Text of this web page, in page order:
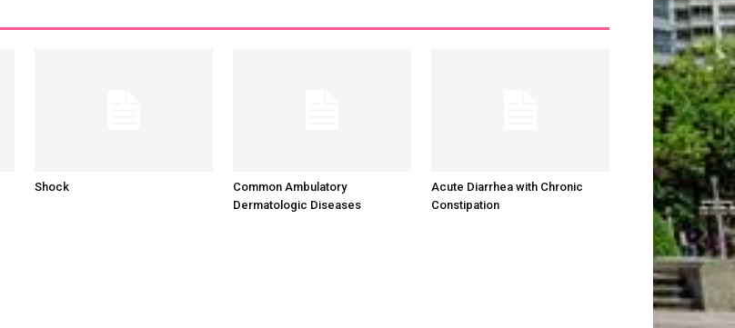
Shock
Common Ambulatory
Dermatologic Diseases
Acute Diarrhea with Chronic
Constipation